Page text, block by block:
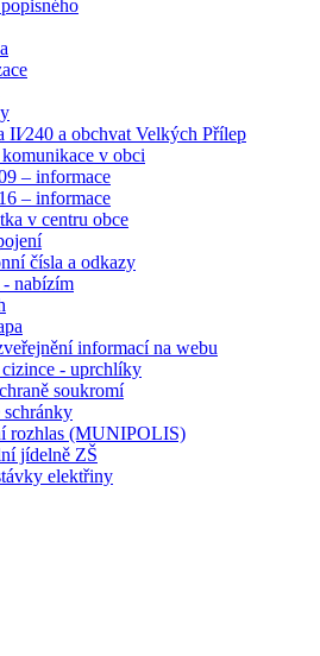
II⁄240 a obchvat Velkých Přílep
v obci
– informace
– informace
v centru obce
čísla a odkazy
nabízím
informací na webu
- uprchlíky
soukromí
rozhlas (MUNIPOLIS)
jídelně ZŠ
elektřiny